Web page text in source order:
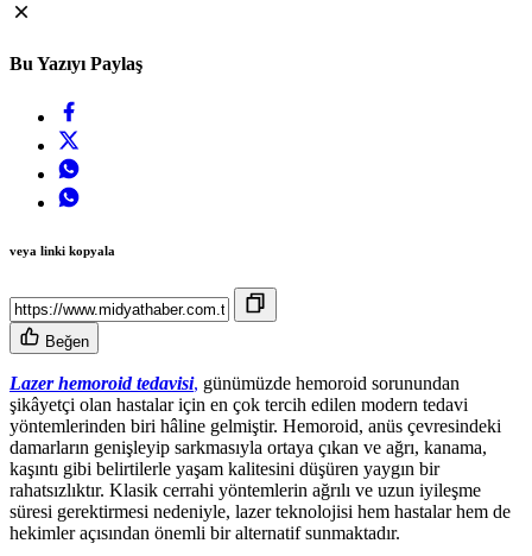
Bu Yazıyı Paylaş
veya linki kopyala
Beğen
Lazer hemoroid tedavisi, günümüzde hemoroid sorunundan
şikâyetçi olan hastalar için en çok tercih edilen modern tedavi
yöntemlerinden biri hâline gelmiştir. Hemoroid, anüs çevresindeki
damarların genişleyip sarkmasıyla ortaya çıkan ve ağrı, kanama,
kaşıntı gibi belirtilerle yaşam kalitesini düşüren yaygın bir
rahatsızlıktır. Klasik cerrahi yöntemlerin ağrılı ve uzun iyileşme
süresi gerektirmesi nedeniyle, lazer teknolojisi hem hastalar hem de
hekimler açısından önemli bir alternatif sunmaktadır.